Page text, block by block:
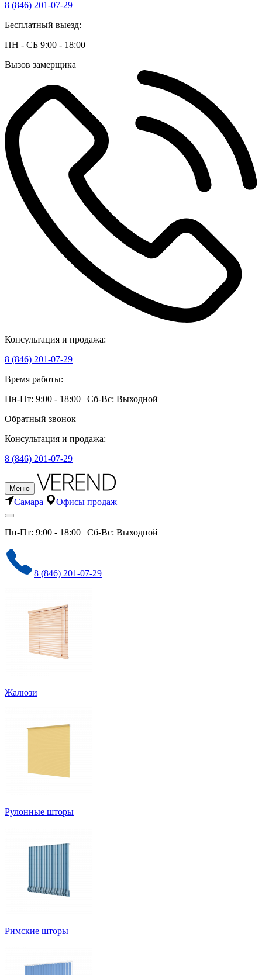
8 (846) 201-07-29
Бесплатный выезд:
ПН - СБ 9:00 - 18:00
Вызов замерщика
Консультация и продажа:
8 (846) 201-07-29
Время работы:
Пн-Пт: 9:00 - 18:00 | Сб-Вс: Выходной
Обратный звонок
Консультация и продажа:
8 (846) 201-07-29
Меню
Самара Офисы продаж
Пн-Пт: 9:00 - 18:00 | Сб-Вс: Выходной
8 (846) 201-07-29
Жалюзи
Рулонные шторы
Римские шторы